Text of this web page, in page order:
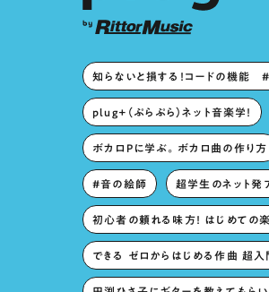
知らないと損する！コードの機能
plug+（ぷらぷら）ネット音楽学！
ボカロPに学ぶ。ボカロ曲の作り方
#音の絵師 超学生のネット発
初心者の頼れる味方！ はじめての
できる ゼロからはじめる作曲 超入